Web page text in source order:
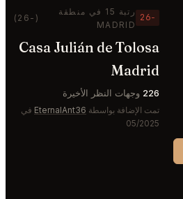
−26
رتبة 15 في منطقة
MADRID
(-26)
Casa Julián de Tolosa
Madrid
226 وجهات النظر الأخيرة
تمت الإضافة بواسطة EternalAnt36 في
05/2025